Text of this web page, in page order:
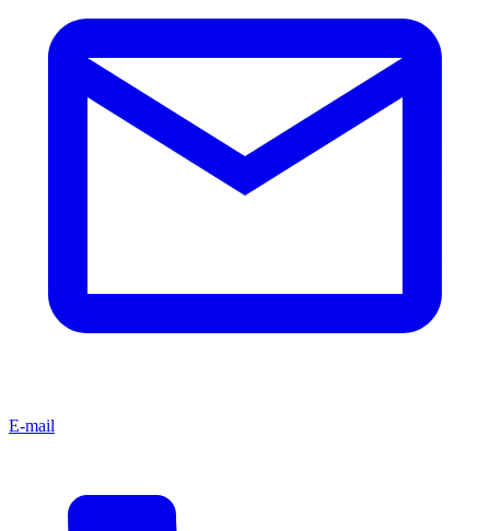
E-mail